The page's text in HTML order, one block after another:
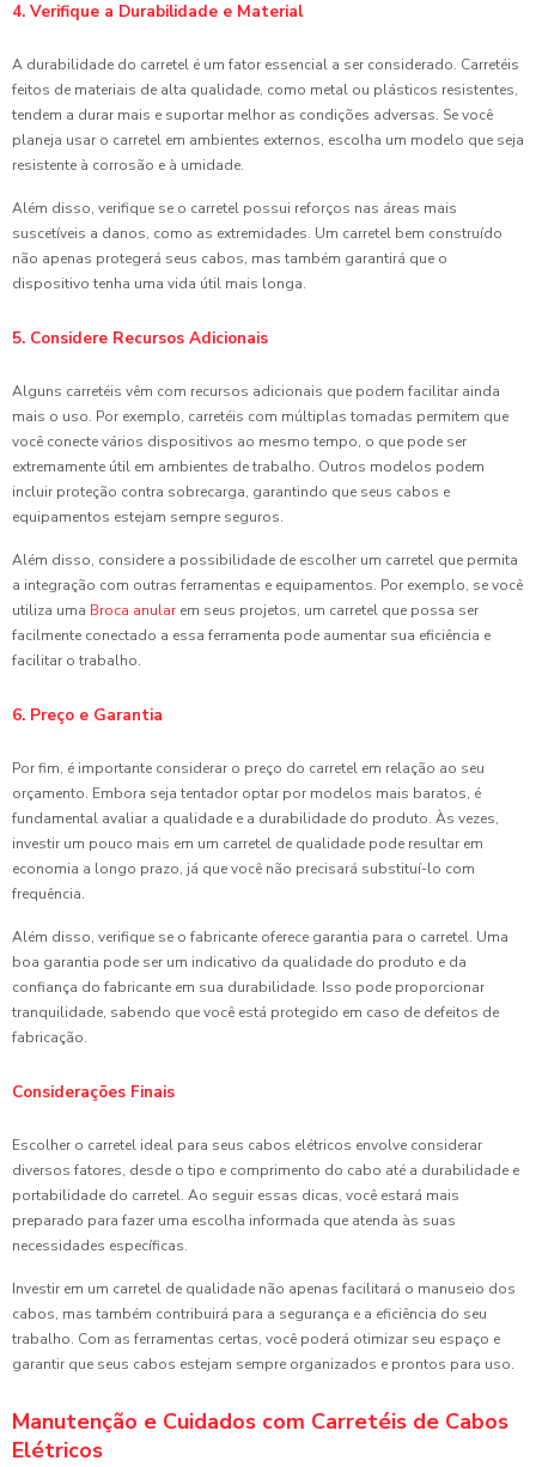
4. Verifique a Durabilidade e Material
A durabilidade do carretel é um fator essencial a ser considerado. Carretéis
feitos de materiais de alta qualidade, como metal ou plásticos resistentes,
tendem a durar mais e suportar melhor as condições adversas. Se você
planeja usar o carretel em ambientes externos, escolha um modelo que seja
resistente à corrosão e à umidade.
Além disso, verifique se o carretel possui reforços nas áreas mais
suscetíveis a danos, como as extremidades. Um carretel bem construído
não apenas protegerá seus cabos, mas também garantirá que o
dispositivo tenha uma vida útil mais longa.
5. Considere Recursos Adicionais
Alguns carretéis vêm com recursos adicionais que podem facilitar ainda
mais o uso. Por exemplo, carretéis com múltiplas tomadas permitem que
você conecte vários dispositivos ao mesmo tempo, o que pode ser
extremamente útil em ambientes de trabalho. Outros modelos podem
incluir proteção contra sobrecarga, garantindo que seus cabos e
equipamentos estejam sempre seguros.
Além disso, considere a possibilidade de escolher um carretel que permita
a integração com outras ferramentas e equipamentos. Por exemplo, se você
utiliza uma Broca anularem seus projetos, um carretel que possa ser
facilmente conectado a essa ferramenta pode aumentar sua eficiência e
facilitar o trabalho.
6. Preço e Garantia
Por fim, é importante considerar o preço do carretel em relação ao seu
orçamento. Embora seja tentador optar por modelos mais baratos, é
fundamental avaliar a qualidade e a durabilidade do produto. Às vezes,
investir um pouco mais em um carretel de qualidade pode resultar em
economia a longo prazo, já que você não precisará substituí-lo com
frequência.
Além disso, verifique se o fabricante oferece garantia para o carretel. Uma
boa garantia pode ser um indicativo da qualidade do produto e da
confiança do fabricante em sua durabilidade. Isso pode proporcionar
tranquilidade, sabendo que você está protegido em caso de defeitos de
fabricação.
Considerações Finais
Escolher o carretel ideal para seus cabos elétricos envolve considerar
diversos fatores, desde o tipo e comprimento do cabo até a durabilidade e
portabilidade do carretel. Ao seguir essas dicas, você estará mais
preparado para fazer uma escolha informada que atenda às suas
necessidades específicas.
Investir em um carretel de qualidade não apenas facilitará o manuseio dos
cabos, mas também contribuirá para a segurança e a eficiência do seu
trabalho. Com as ferramentas certas, você poderá otimizar seu espaço e
garantir que seus cabos estejam sempre organizados e prontos para uso.
Manutenção e Cuidados com Carretéis de Cabos
Elétricos